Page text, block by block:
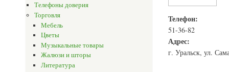
Телефоны доверия
Торговля
Мебель
Цветы
Музыкальные товары
Жалюзи и шторы
Литература
Телефон:
51-36-82
Адрес:
г. Уральск, ул.